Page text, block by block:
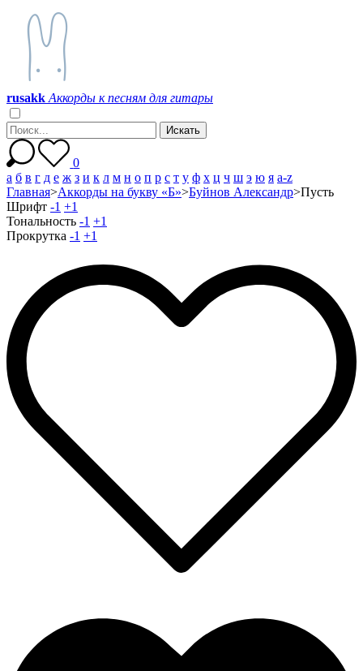
rusakk Аккорды к песням для гитары
0
а б в г д е ж з и к л м н о п р с т у ф х ц ч ш э ю я a-z
Главная>Аккорды на букву «Б»>Буйнов Александр>Пусть
Шрифт -1 +1
Тональность -1 +1
Прокрутка -1 +1